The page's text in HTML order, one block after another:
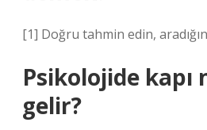
[1] Doğru tahmin edin,
Psikolojide kapı
gelir?